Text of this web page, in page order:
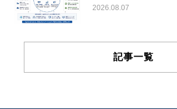
2026.08.07
記事一覧